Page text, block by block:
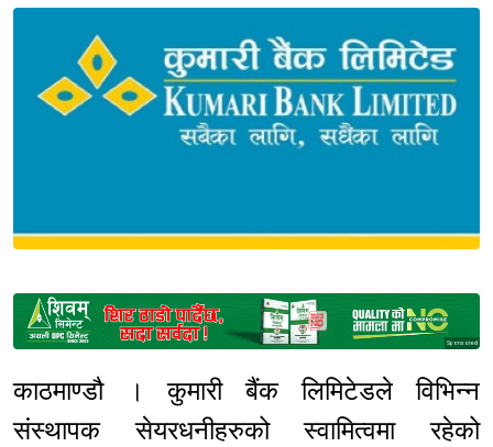
Sponsored
काठमाण्डौ । कुमारी बैंक लिमिटेडले विभिन्न
संस्थापक सेयरधनीहरुको स्वामित्वमा रहेको